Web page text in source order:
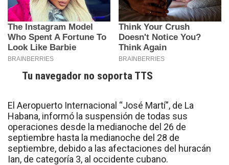
Tu navegador no soporta TTS
El Aeropuerto Internacional “José Martí”, de La
Habana, informó la suspensión de todas sus
operaciones desde la medianoche del 26 de
septiembre hasta la medianoche del 28 de
septiembre, debido a las afectaciones del huracán
Ian, de categoría 3, al occidente cubano.